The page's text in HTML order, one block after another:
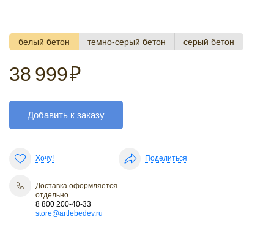
белый бетон темно-серый бетон серый бетон
38 999₽
Добавить к заказу
Хочу! Поделиться
Доставка оформляется
отдельно
8 800 200-40-33
store@artlebedev.ru